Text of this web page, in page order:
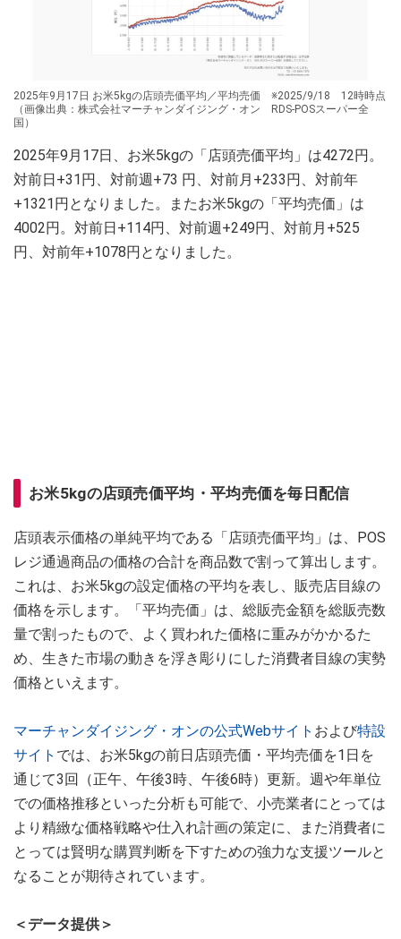
2025年9月17日 お米5kgの店頭売価平均／平均売価 ※2025/9/18 12時時点
（画像出典：株式会社マーチャンダイジング・オン RDS-POSスーパー全
国）
2025年9月17日、お米5kgの「店頭売価平均」は4272円。
対前日+31円、対前週+73 円、対前月+233円、対前年
+1321円となりました。またお米5kgの「平均売価」は
4002円。対前日+114円、対前週+249円、対前月+525
円、対前年+1078円となりました。
お米5kgの店頭売価平均・平均売価を毎日配信
店頭表示価格の単純平均である「店頭売価平均」は、POS
レジ通過商品の価格の合計を商品数で割って算出します。
これは、お米5kgの設定価格の平均を表し、販売店目線の
価格を示します。「平均売価」は、総販売金額を総販売数
量で割ったもので、よく買われた価格に重みがかかるた
め、生きた市場の動きを浮き彫りにした消費者目線の実勢
価格といえます。
マーチャンダイジング・オンの公式Webサイト および特設
サイト では、お米5kgの前日店頭売価・平均売価を1日を
通じて3回（正午、午後3時、午後6時）更新。週や年単位
での価格推移といった分析も可能で、小売業者にとっては
より精緻な価格戦略や仕入れ計画の策定に、また消費者に
とっては賢明な購買判断を下すための強力な支援ツールと
なることが期待されています。
＜データ提供＞